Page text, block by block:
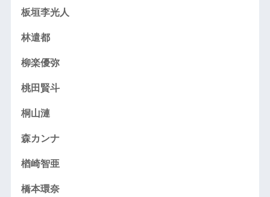
板垣李光人
林遣都
柳楽優弥
桃田賢斗
桐山漣
森カンナ
楢崎智亜
橋本環奈